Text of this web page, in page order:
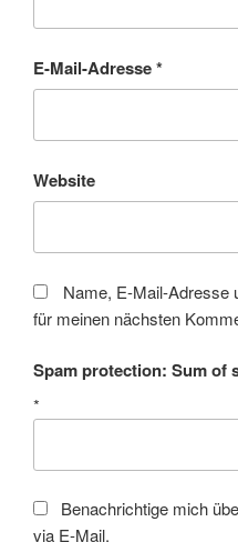
E-Mail-Adresse*
Website
Name, E-Mail-Adresse
für meinen nächsten
Spam protection: Sum of
*
Benachrichtige mich
via E-Mail.